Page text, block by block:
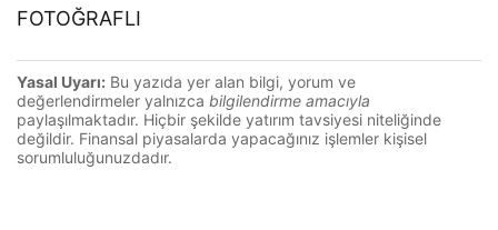
FOTOĞRAFLI
Yasal Uyarı: Bu yazıda yer alan bilgi, yorum ve
değerlendirmeler yalnızca bilgilendirme amacıyla
paylaşılmaktadır. Hiçbir şekilde yatırım tavsiyesi niteliğinde
değildir. Finansal piyasalarda yapacağınız işlemler kişisel
sorumluluğunuzdadır.